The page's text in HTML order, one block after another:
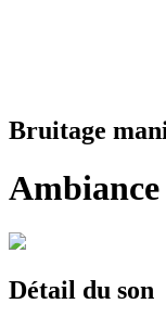
Bruitage
Détail du son